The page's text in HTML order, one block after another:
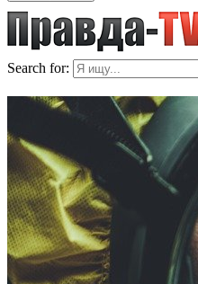
Search for: